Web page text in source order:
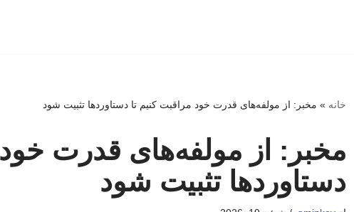
خانه » مخبر: از مولفه‌های قدرت خود مراقبت کنیم تا دستاوردها تثبیت شود
مخبر: از مولفه‌های قدرت خود
دستاوردها تثبیت شود